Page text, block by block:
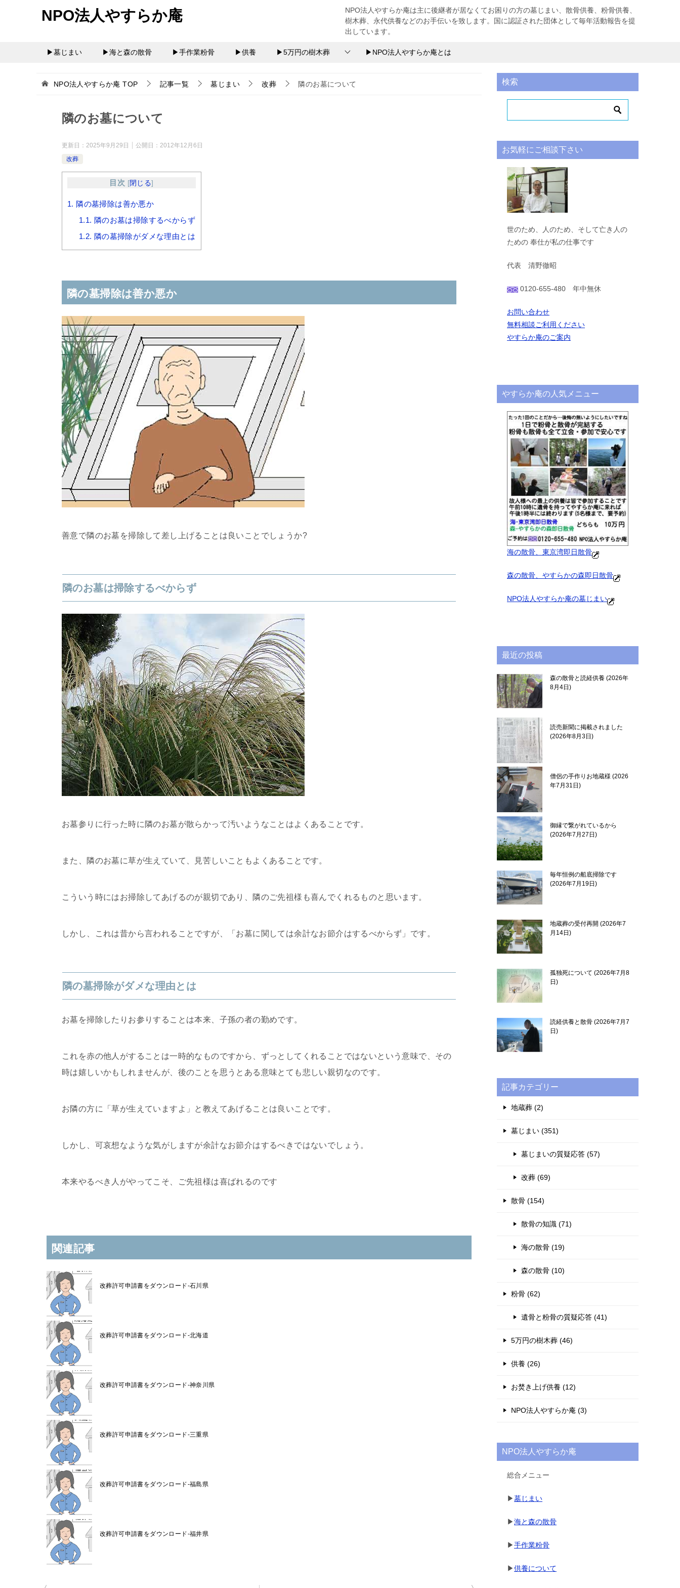
NPO法人やすらか庵
NPO法人やすらか庵は主に後継者が居なくてお困りの方の墓じまい、散骨供養、粉骨供養、
樹木葬、永代供養などのお手伝いを致します。国に認証された団体として毎年活動報告を提
出しています。
▶墓じまい ▶海と森の散骨 ▶手作業粉骨 ▶供養 ▶5万円の樹木葬 ▶NPO法人やすらか庵とは
NPO法人やすらか庵 TOP 記事一覧 墓じまい 改葬 隣のお墓について
隣のお墓について
更新日： 2025年9月29日 公開日： 2012年12月6日
改葬
目次 [閉じる]
1. 隣の墓掃除は善か悪か
1.1. 隣のお墓は掃除するべからず
1.2. 隣の墓掃除がダメな理由とは
隣の墓掃除は善か悪か
善意で隣のお墓を掃除して差し上げることは良いことでしょうか?
隣のお墓は掃除するべからず
お墓参りに行った時に隣のお墓が散らかって汚いようなことはよくあることです。
また、隣のお墓に草が生えていて、見苦しいこともよくあることです。
こういう時にはお掃除してあげるのが親切であり、隣のご先祖様も喜んでくれるものと思います。
しかし、これは昔から言われることですが、「お墓に関しては余計なお節介はするべからず」です。
隣の墓掃除がダメな理由とは
お墓を掃除したりお参りすることは本来、子孫の者の勤めです。
これを赤の他人がすることは一時的なものですから、ずっとしてくれることではないという意味で、その
時は嬉しいかもしれませんが、後のことを思うとある意味とても悲しい親切なのです。
お隣の方に「草が生えていますよ」と教えてあげることは良いことです。
しかし、可哀想なような気がしますが余計なお節介はするべきではないでしょう。
本来やるべき人がやってこそ、ご先祖様は喜ばれるのです
関連記事
改葬許可申請書をダウンロード-石川県
改葬許可申請書をダウンロード-北海道
改葬許可申請書をダウンロード-神奈川県
改葬許可申請書をダウンロード-三重県
改葬許可申請書をダウンロード-福島県
改葬許可申請書をダウンロード-福井県
検索
お気軽にご相談下さい
世のため、人のため、そして亡き人の
ための 奉仕が私の仕事です
代表 清野徹昭
0120-655-480 年中無休
お問い合わせ
無料相談ご利用ください
やすらか庵のご案内
やすらか庵の人気メニュー
海の散骨、東京湾即日散骨
森の散骨、やすらかの森即日散骨
NPO法人やすらか庵の墓じまい
最近の投稿
森の散骨と読経供養 2026年
8月4日
読売新聞に掲載されました
2026年8月3日
僧侶の手作りお地蔵様 2026
年7月31日
御縁で繋がれているから
2026年7月27日
毎年恒例の船底掃除です
2026年7月19日
地蔵葬の受付再開 2026年7
月14日
孤独死について 2026年7月8
日
読経供養と散骨 2026年7月7
日
記事カテゴリー
地蔵葬 (2)
墓じまい (351)
墓じまいの質疑応答 (57)
改葬 (69)
散骨 (154)
散骨の知識 (71)
海の散骨 (19)
森の散骨 (10)
粉骨 (62)
遺骨と粉骨の質疑応答 (41)
5万円の樹木葬 (46)
供養 (26)
お焚き上げ供養 (12)
NPO法人やすらか庵 (3)
NPO法人やすらか庵
総合メニュー
▶墓じまい
▶海と森の散骨
▶手作業粉骨
▶供養について